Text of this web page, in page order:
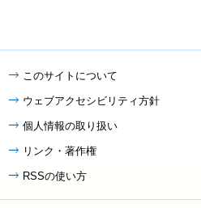
このサイトについて
ウェブアクセシビリティ方針
個人情報の取り扱い
リンク・著作権
RSSの使い方